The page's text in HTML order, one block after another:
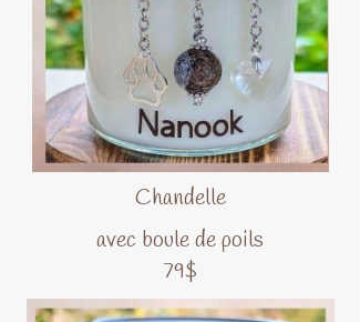
Chandelle
avec boule de poils
79$